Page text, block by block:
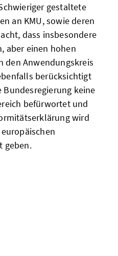
gestaltete
an KMU, sowie deren
dass insbesondere
aber einen hohen
den Anwendungskreis
berücksichtigt
keine
befürwortet und
wird
geben.